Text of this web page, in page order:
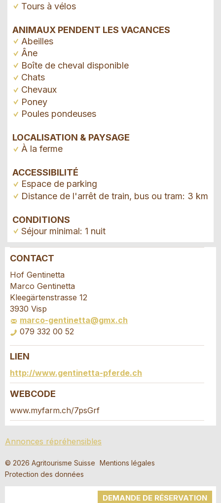
Tours à vélos
ANIMAUX PENDENT LES VACANCES
Abeilles
Âne
Boîte de cheval disponible
Chats
Chevaux
Poney
Poules pondeuses
LOCALISATION & PAYSAGE
À la ferme
ACCESSIBILITÉ
Espace de parking
Distance de l'arrêt de train, bus ou tram: 3 km
CONDITIONS
Séjour minimal: 1 nuit
Annonces répréhensibles
Vos commentaires sont grandement appréciés!
Commentaires généraux
Cette annonce n'est plus valable
Annonce incomplète
Nachricht
Recommander l'annonce
Recommandez cette annonce à des amis.
Fermer
DEMANDE DE RÉSERVATION
CONTACT
Hof Gentinetta
Marco Gentinetta
Kleegärtenstrasse 12
3930 Visp
marco-gentinetta@gmx.ch
079 332 00 52
Demande de réservation
Composez un message à la personne de
contact pour cette annonce .
Accès *
AOÛT 2026
Départ
AOÛT 2026
LIEN
http://www.gentinetta-pferde.ch
WEBCODE
www.myfarm.ch/7psGrf
Annonces répréhensibles
© 2026 Agritourisme Suisse Mentions légales
Protection des données